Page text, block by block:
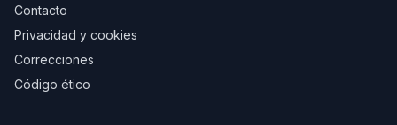
Contacto
Privacidad y cookies
Correcciones
Código ético